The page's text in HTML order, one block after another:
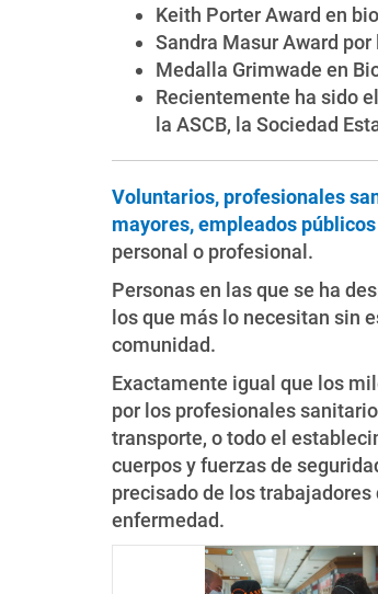
Keith Porter Award en
Sandra Masur Award
Medalla Grimwade en
Recientemente ha sido
la ASCB, la Sociedad
Voluntarios, profesionales
mayores, empleados
personal o profesional.
Personas en las que se ha
los que más lo necesitan sin
comunidad.
Exactamente igual que los
por los profesionales
transporte, o todo el
cuerpos y fuerzas de
precisado de los
enfermedad.